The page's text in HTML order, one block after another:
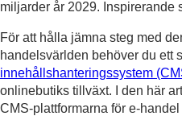
miljarder år 2029. Inspirerande
För att hålla jämna steg med
handelsvärlden behöver du ett
innehållshanteringssystem
onlinebutiks tillväxt. I den här
CMS-plattformarna för e-